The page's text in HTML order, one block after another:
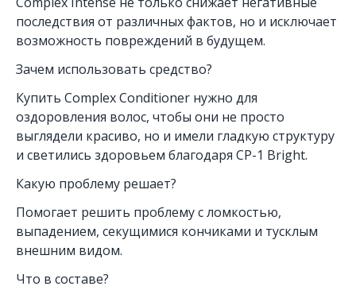
последствия от различных фактов, но и исключает
возможность повреждений в будущем.
Зачем использовать средство?
Купить Complex Conditioner нужно для
оздоровления волос, чтобы они не просто
выглядели красиво, но и имели гладкую структуру
и светились здоровьем благодаря CP-1 Bright.
Какую проблему решает?
Помогает решить проблему с ломкостью,
выпадением, секущимися кончиками и тусклым
внешним видом.
Что в составе?